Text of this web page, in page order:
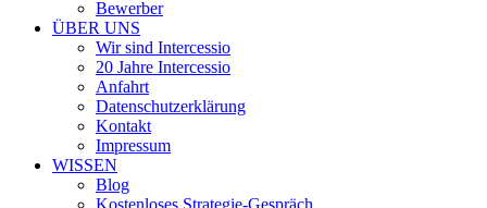
Bewerber
ÜBER UNS
Wir sind Intercessio
20 Jahre Intercessio
Anfahrt
Datenschutzerklärung
Kontakt
Impressum
WISSEN
Blog
Kostenloses Strategie-Gespräch